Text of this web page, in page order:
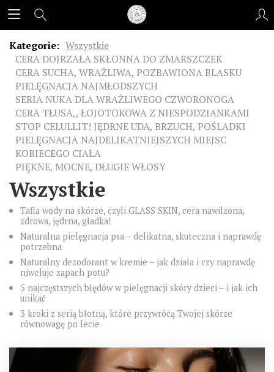
Kategorie: Wszystkie
CERA DOJRZAŁA SKŁONNA DO ZMARSZCZEK
CERA SUCHA, WRAŻLIWA, POZBAWIONA BLASKU
PIELĘGNACJA NAJMŁODSZYCH
SERIA NUKA DLA WRAŻLIWEGO CZWORONOGA
CERA TŁUSA,, ŁOJOTOKOWA Z NIESPODZIANKAMI
STOP CELULLIT! JĘDRNE UDA, BRZUCH, POŚLADKI
PIELĘGNACJA NAJDELIKATNIEJSZYCH MIEJSC
KOBIECEGO CIAŁA
PIĘKNE, MOCNE, DŁUGIE WŁOSY
Wszystkie
Tafla wody na skórze, czyli GLASS SKIN, cera nawilżona,
zdrowa, jędrna, gładka!
Naturalna pielęgnacja psa – delikatna, skuteczna i naprawdę
potrzebna
Naturalny dezodorant w kremie – jak działa i czy naprawdę
niweluje zapach potu?
5 najczęstszych błędów w pielęgnacji skóry dzieci – i jak ich
unikać
3 kroki z serią błotną, które przywrócą Twojej skórze
równowagę po lecie